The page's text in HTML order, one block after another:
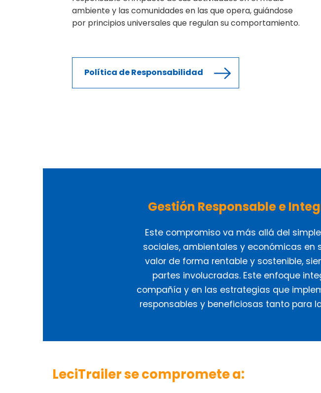
ambiente y las comunidades en las que opera, guiándose
por principios universales que regulan su comportamiento.
Política de Responsabilidad
Gestión Responsable e
Este compromiso va más allá del
sociales, ambientales y económicas en
valor de forma rentable y sostenible,
partes involucradas. Este enfoque
compañía y en las estrategias que
responsables y beneficiosas tanto para
LeciTrailer se compromete a: